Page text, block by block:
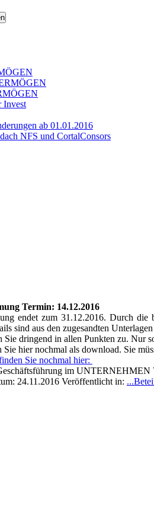
Invest
ab 01.01.2016
NFS und CortalConsors
Termin: 14.12.2016
endet zum 31.12.2016. Durch die
sind aus den zugesandten
Sie dringend in allen Punkten zu. Nur
hier nochmal als download. Sie
Sie nochmal hier:
im
24.11.2016 Veröffentlicht in: